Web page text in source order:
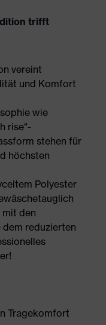
trifft
vereint
und Komfort
wie
rise“-
stehen für
höchsten
Polyester
mit den
reduzierten
Tragekomfort